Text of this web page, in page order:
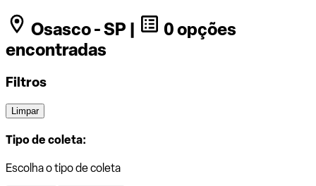
Osasco - SP |
0 opções
encontradas
Filtros
Limpar
Tipo de coleta:
Escolha o tipo de coleta